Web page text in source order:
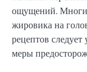
ощущений.
жировика на
рецептов
меры